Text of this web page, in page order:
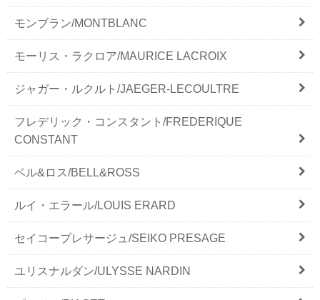
モンブラン/MONTBLANC
モーリス・ラクロア/MAURICE LACROIX
ジャガー・ルクルト/JAEGER-LECOULTRE
フレデリック・コンスタント/FREDERIQUE
CONSTANT
ベル&ロス/BELL&ROSS
ルイ・エラール/LOUIS ERARD
セイコープレサージュ/SEIKO PRESAGE
ユリスナルダン/ULYSSE NARDIN